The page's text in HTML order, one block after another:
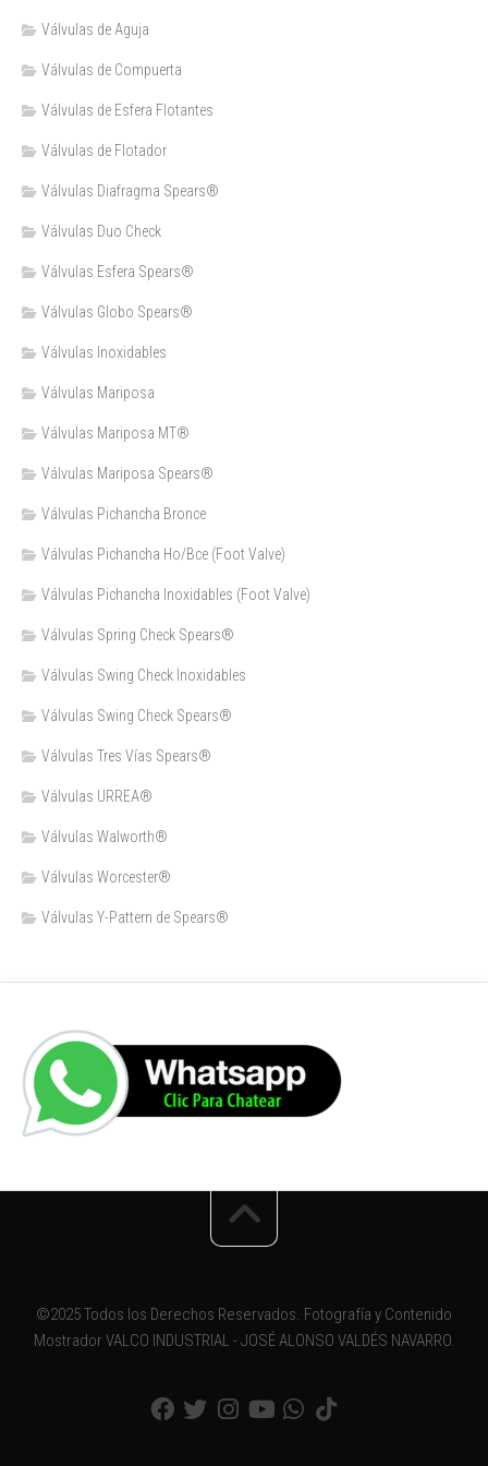
Válvulas de Aguja
Válvulas de Compuerta
Válvulas de Esfera Flotantes
Válvulas de Flotador
Válvulas Diafragma Spears®️
Válvulas Duo Check
Válvulas Esfera Spears®
Válvulas Globo Spears®
Válvulas Inoxidables
Válvulas Mariposa
Válvulas Mariposa MT®
Válvulas Mariposa Spears®
Válvulas Pichancha Bronce
Válvulas Pichancha Ho/Bce (Foot Valve)
Válvulas Pichancha Inoxidables (Foot Valve)
Válvulas Spring Check Spears®
Válvulas Swing Check Inoxidables
Válvulas Swing Check Spears®
Válvulas Tres Vías Spears®
Válvulas URREA®
Válvulas Walworth®
Válvulas Worcester®
Válvulas Y-Pattern de Spears®️
©2025 Todos los Derechos Reservados. Fotografía y Contenido
Mostrador VALCO INDUSTRIAL - JOSÉ ALONSO VALDÉS NAVARRO.